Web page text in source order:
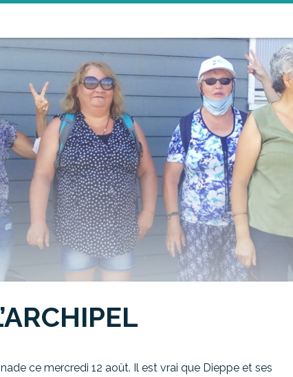
ce mercredi 12 août. Il est vrai que Dieppe et ses